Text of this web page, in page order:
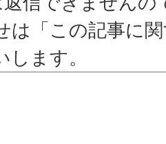
は「この記事に
ます。